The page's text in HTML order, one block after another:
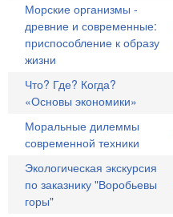
Морские организмы -
древние и современные:
приспособление к образу
жизни
Что? Где? Когда?
«Основы экономики»
Моральные дилеммы
современной техники
Экологическая экскурсия
по заказнику "Воробьевы
горы"